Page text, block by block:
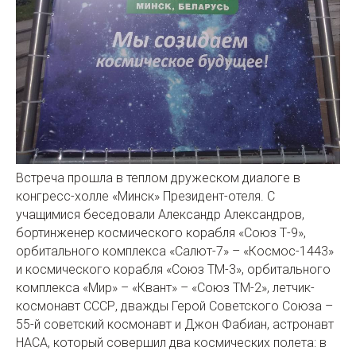
Встреча прошла в теплом дружеском диалоге в
конгресс-холле «Минск» Президент-отеля. С
учащимися беседовали Александр Александров,
бортинженер космического корабля «Союз Т-9»,
орбитального комплекса «Салют-7» – «Космос-1443»
и космического корабля «Союз ТМ-3», орбитального
комплекса «Мир» – «Квант» – «Союз ТМ-2», летчик-
космонавт СССР, дважды Герой Советского Союза –
55-й советский космонавт и Джон Фабиан, астронавт
НАСА, который совершил два космических полета: в